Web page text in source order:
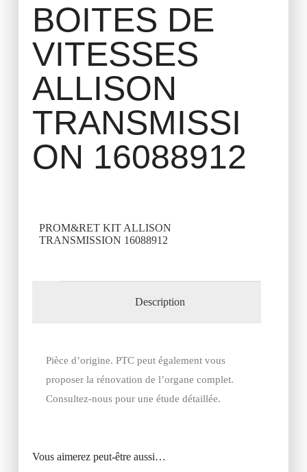
BOITES DE
VITESSES
ALLISON
TRANSMISSI
ON 16088912
PROM&RET KIT ALLISON
TRANSMISSION 16088912
Description
Pièce d’origine. PTC peut également vous
proposer la rénovation de l’organe complet.
Consultez-nous pour une étude détaillée.
Vous aimerez peut-être aussi…